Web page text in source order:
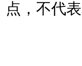
点，不代